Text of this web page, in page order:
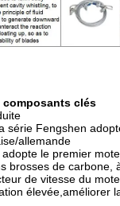
clés
série Fengshen
allemande
le premier
brosses de carbone,
de vitesse du
élevée,améliorer